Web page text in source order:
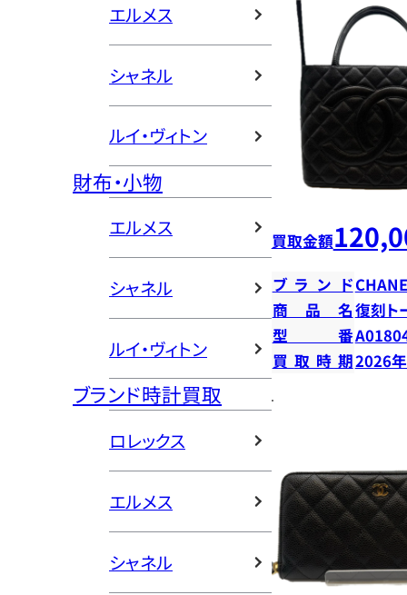
エルメス
シャネル
ルイ・ヴィトン
財布・小物
エルメス
シャネル
ルイ・ヴィトン
ブランド時計買取
ロレックス
エルメス
シャネル
買取金額
ブランド
商品名復刻ト
型番
買取時期2026